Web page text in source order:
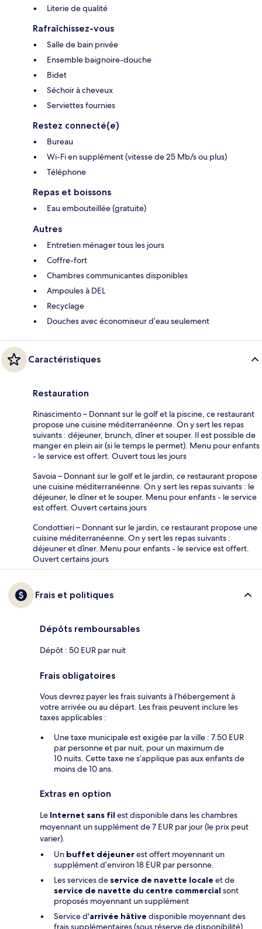
Literie de qualité
Rafraîchissez-vous
Salle de bain privée
Ensemble baignoire-douche
Bidet
Séchoir à cheveux
Serviettes fournies
Restez connecté(e)
Bureau
Wi-Fi en supplément (vitesse de 25 Mb/s ou plus)
Téléphone
Repas et boissons
Eau embouteillée (gratuite)
Autres
Entretien ménager tous les jours
Coffre-fort
Chambres communicantes disponibles
Ampoules à DEL
Recyclage
Douches avec économiseur d’eau seulement
Caractéristiques
Restauration
Rinascimento – Donnant sur le golf et la piscine, ce restaurant
propose une cuisine méditerranéenne. On y sert les repas
suivants : déjeuner, brunch, dîner et souper. Il est possible de
manger en plein air (si le temps le permet). Menu pour enfants
- le service est offert. Ouvert tous les jours
Savoia – Donnant sur le golf et le jardin, ce restaurant propose
une cuisine méditerranéenne. On y sert les repas suivants : le
déjeuner, le dîner et le souper. Menu pour enfants - le service
est offert. Ouvert certains jours
Condottieri – Donnant sur le jardin, ce restaurant propose une
cuisine méditerranéenne. On y sert les repas suivants :
déjeuner et dîner. Menu pour enfants - le service est offert.
Ouvert certains jours
Frais et politiques
Dépôts remboursables
Dépôt : 50 EUR par nuit
Frais obligatoires
Vous devrez payer les frais suivants à l’hébergement à
votre arrivée ou au départ. Les frais peuvent inclure les
taxes applicables :
Une taxe municipale est exigée par la ville : 7.50 EUR
par personne et par nuit, pour un maximum de
10 nuits. Cette taxe ne s’applique pas aux enfants de
moins de 10 ans.
Extras en option
Le Internet sans fil est disponible dans les chambres
moyennant un supplément de 7 EUR par jour (le prix peut
varier).
Un buffet déjeunerest offert moyennant un
supplément d’environ 18 EUR par personne.
Les services de service de navette locale et de
service de navette du centre commercial sont
proposés moyennant un supplément
Service d'arrivée hâtive disponible moyennant des
frais supplémentaires (sous réserve de disponibilité)